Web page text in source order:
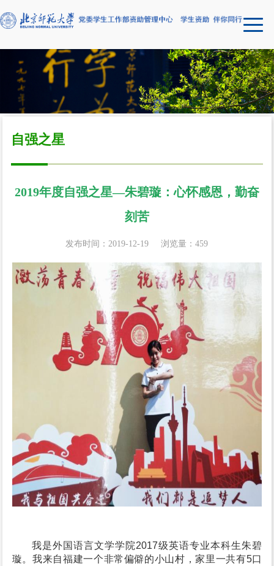
自强之星
2019年度自强之星—朱碧璇：心怀感恩，勤奋
刻苦
发布时间：2019-12-19 浏览量：459
我是外国语言文学学院2017级英语专业本科生朱碧
璇。我来自福建一个非常偏僻的小山村，家里一共有5口